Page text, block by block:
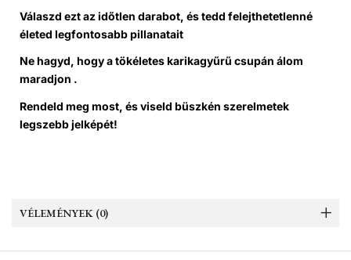
Válaszd ezt az időtlen darabot, és tedd felejthetetlenné
életed legfontosabb pillanatait
Ne hagyd, hogy a tökéletes karikagyűrű csupán álom
maradjon .
Rendeld meg most, és viseld büszkén szerelmetek
legszebb jelképét!
VÉLEMÉNYEK (0)